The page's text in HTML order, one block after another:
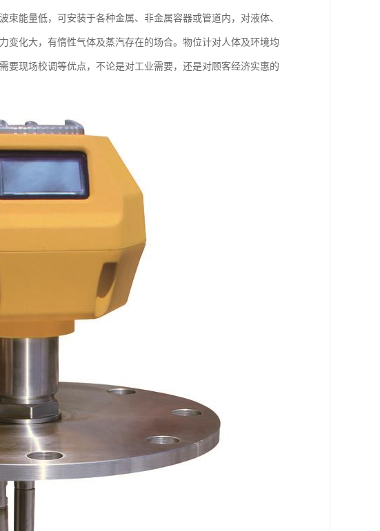
能量低，可安装于各种金属、非金属容器或管道内，对液体、
变化大，有惰性气体及蒸汽存在的场合。物位计对人体及环境均
要现场校调等优点，不论是对工业需要，还是对顾客经济实惠的